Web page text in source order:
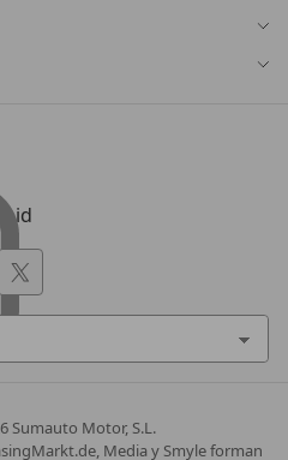
Sumauto Motor, S.L.
Media y Smyle forman